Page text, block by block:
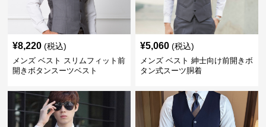
¥8,220 (税込)
メンズ ベスト スリムフィット前
開きボタンスーツベスト
¥5,060 (税込)
メンズ ベスト 紳士向け前開きボ
タン式スーツ胴着